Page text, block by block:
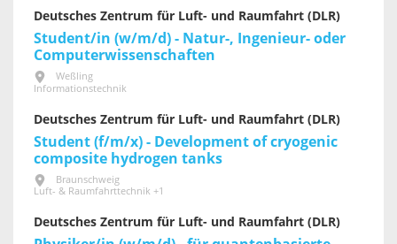
Deutsches Zentrum für Luft- und Raumfahrt (DLR)
Student/in (w/m/d) - Natur-, Ingenieur- oder
Computerwissenschaften
Weßling
Informationstechnik
Deutsches Zentrum für Luft- und Raumfahrt (DLR)
Student (f/m/x) - Development of cryogenic
composite hydrogen tanks
Braunschweig
Luft- & Raumfahrttechnik +1
Deutsches Zentrum für Luft- und Raumfahrt (DLR)